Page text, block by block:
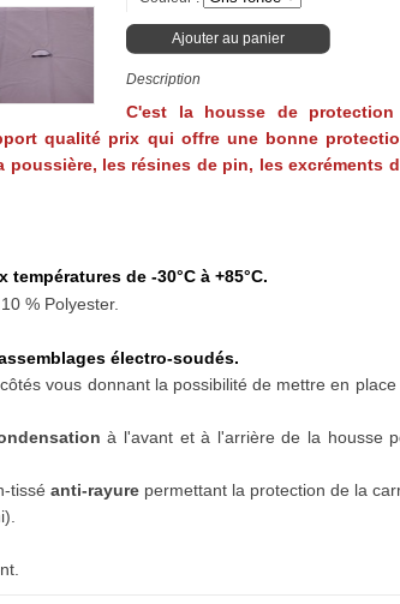
Ajouter au panier
Description
C'est la housse de
qualité prix qui offre une bonne
poussière, les résines de pin, les excréments
de -30°C à +85°C.
% Polyester.
électro-soudés.
vous donnant la possibilité de mettre en place
à l'avant et à l'arrière de la housse
tissé anti-rayure permettant la protection de la